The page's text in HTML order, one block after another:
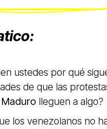
ustedes por qué
de que las
lleguen a algo?
los venezolanos no